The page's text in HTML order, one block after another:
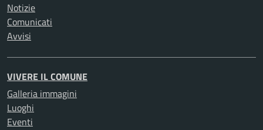
Notizie
Comunicati
Avvisi
VIVERE IL COMUNE
Galleria immagini
Luoghi
Eventi